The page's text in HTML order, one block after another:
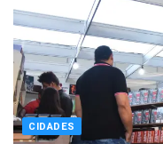
CIDADES